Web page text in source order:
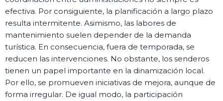
efectiva. Por consiguiente, la planificación a largo plazo
resulta intermitente. Asimismo, las labores de
mantenimiento suelen depender de la demanda
turística. En consecuencia, fuera de temporada, se
reducen las intervenciones. No obstante, los senderos
tienen un papel importante en la dinamización local.
Por ello, se promueven iniciativas de mejora, aunque de
forma irregular. De igual modo, la participación